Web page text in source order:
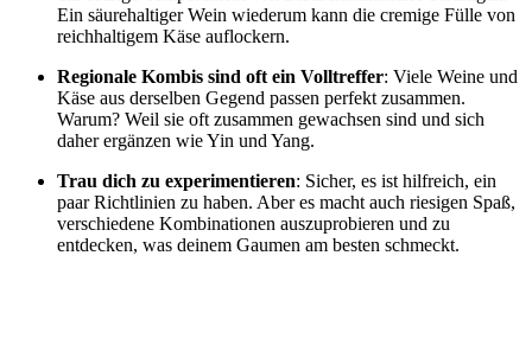
Ein säurehaltiger Wein wiederum kann die cremige Fülle von
reichhaltigem Käse auflockern.
Regionale Kombis sind oft ein Volltreffer: Viele Weine und
Käse aus derselben Gegend passen perfekt zusammen.
Warum? Weil sie oft zusammen gewachsen sind und sich
daher ergänzen wie Yin und Yang.
Trau dich zu experimentieren: Sicher, es ist hilfreich, ein
paar Richtlinien zu haben. Aber es macht auch riesigen Spaß,
verschiedene Kombinationen auszuprobieren und zu
entdecken, was deinem Gaumen am besten schmeckt.